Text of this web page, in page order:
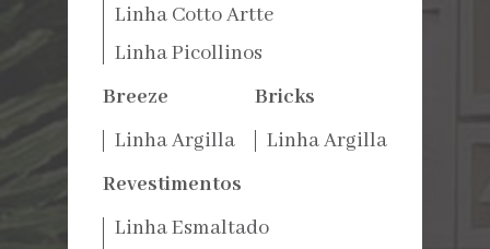
Linha Cotto Artte
Linha Picollinos
Breeze
Linha Argilla
Bricks
Linha Argilla
Revestimentos
Linha Esmaltado